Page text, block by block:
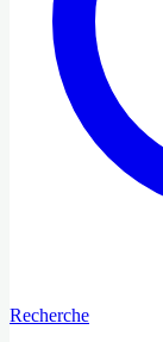
Recherche